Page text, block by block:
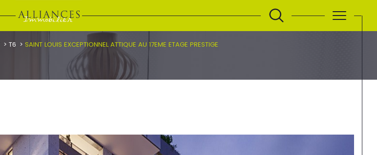
T6 SAINT LOUIS EXCEPTIONNEL ATTIQUE AU 17EME ETAGE PRESTIGE